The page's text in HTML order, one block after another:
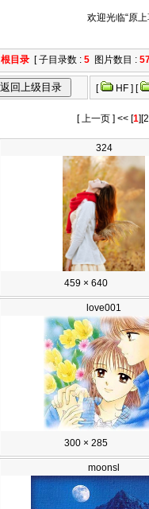
欢迎光临“原
根目录 [ 子目录数 : 5 图片数目 :
[ HF ] [
[上一页 ] << [1]
324
459 × 640
love001
300 × 285
moonsl